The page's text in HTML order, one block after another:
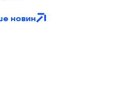
новин